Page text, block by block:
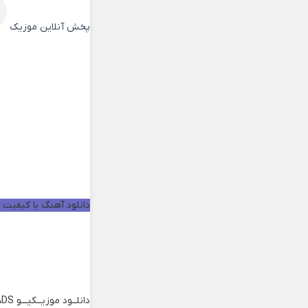
پخش آنلاین موزیک
دانلود آهنگ با کیفیت
دانلــود موزیــکیـــو